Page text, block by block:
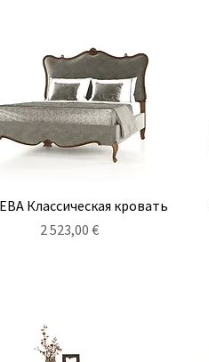
Быстрый просмотр
Классическая кровать
Цена
2 523,00 €